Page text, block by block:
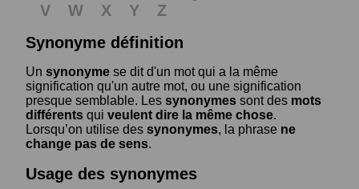
V
W X Y
Z
Synonyme définition
Un synonyme se dit d'un mot qui a la même
signification qu'un autre mot, ou une signification
presque semblable. Les synonymes sont des mots
différents qui veulent dire la même chose.
Lorsqu’on utilise des synonymes, la phrase ne
change pas de sens.
Usage des synonymes